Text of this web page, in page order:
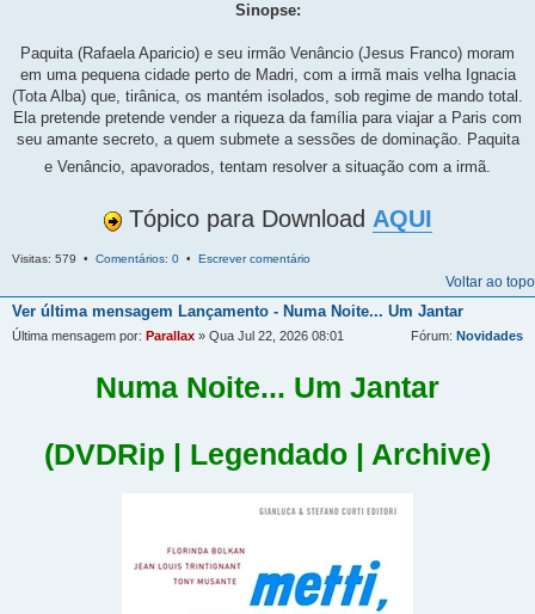
Sinopse:
Paquita (Rafaela Aparicio) e seu irmão Venâncio (Jesus Franco) moram
em uma pequena cidade perto de Madri, com a irmã mais velha Ignacia
(Tota Alba) que, tirânica, os mantém isolados, sob regime de mando total.
Ela pretende pretende vender a riqueza da família para viajar a Paris com
seu amante secreto, a quem submete a sessões de dominação. Paquita
e Venâncio, apavorados, tentam resolver a situação com a irmã.
Tópico para Download AQUI
Visitas: 579 • Comentários: 0 • Escrever comentário
Voltar ao topo
Ver última mensagem Lançamento - Numa Noite... Um Jantar
Última mensagem por: Parallax » Qua Jul 22, 2026 08:01 Fórum: Novidades
Numa Noite... Um Jantar
(DVDRip | Legendado | Archive)